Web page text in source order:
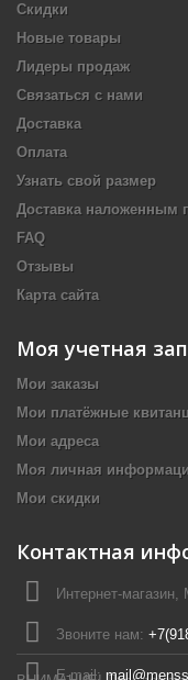
Скидки
Новые товары
Лидеры продаж
Связаться с нами
Доставка
Оплата
Узнать свой размер
Доставка наложенным
FAQ
Отзывы
Карта сайта
Моя учетная
Мои заказы
Мои платёжные
Мои адреса
Моя личная
Мои скидки
Контактная
Интернет-магазин,
Звоните нам:
E-mail: